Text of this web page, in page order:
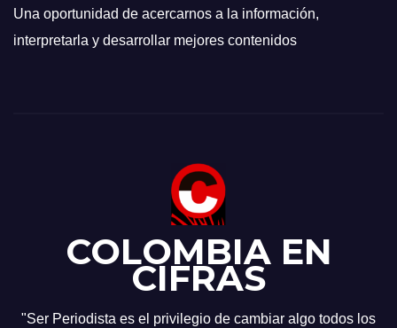
Una oportunidad de acercarnos a la información,
interpretarla y desarrollar mejores contenidos
COLOMBIA EN
CIFRAS
"Ser Periodista es el privilegio de cambiar algo todos los